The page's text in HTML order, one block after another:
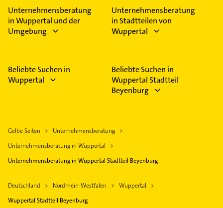
Feiertagen abweichen können.
Unternehmensberatung
in Wuppertal und der
Umgebung
Unternehmensberatung
in Stadtteilen von
Wuppertal
Beliebte Suchen in
Wuppertal
Beliebte Suchen in
Wuppertal Stadtteil
Beyenburg
Gelbe Seiten
Unternehmensberatung
Unternehmensberatung in Wuppertal
Unternehmensberatung in Wuppertal Stadtteil Beyenburg
Deutschland Nordrhein-Westfalen
Wuppertal
Wuppertal Stadtteil Beyenburg